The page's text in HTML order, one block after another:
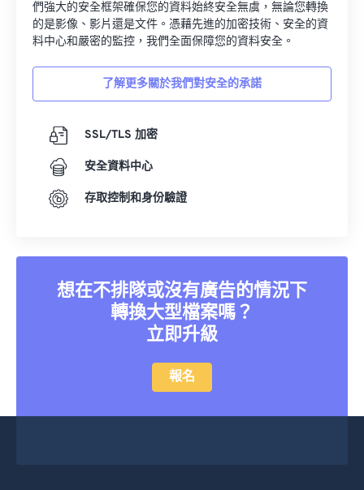
們強大的安全框架確保您的資料始終安全無虞，無論您轉換
的是影像、影片還是文件。憑藉先進的加密技術、安全的資
料中心和嚴密的監控，我們全面保障您的資料安全。
了解更多關於我們對安全的承諾
SSL/TLS 加密
安全資料中心
存取控制和身份驗證
想在不排隊或沒有廣告的情況下
轉換大型檔案嗎？
立即升級
報名